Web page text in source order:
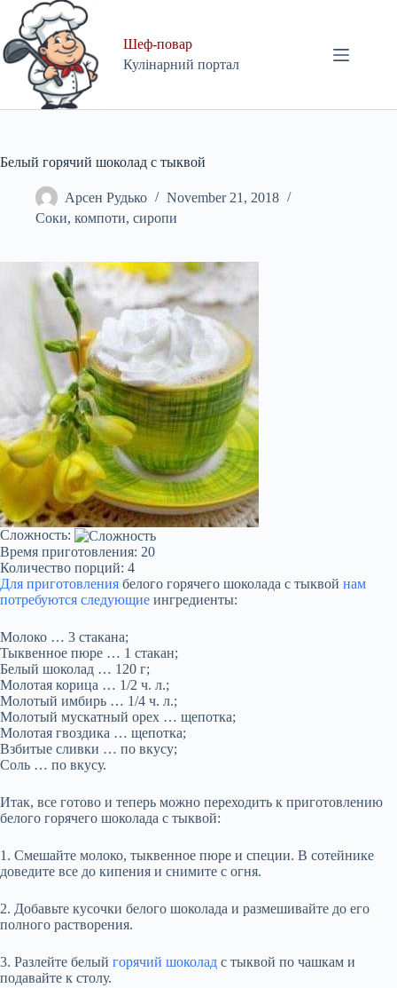
content
Шеф-повар
Кулінарний портал
Белый горячий шоколад с тыквой
Арсен Рудько
November 21, 2018
Соки, компоти, сиропи
Сложность:
Время приготовления: 20
Количество порций: 4
Для приготовления белого горячего шоколада с тыквой нам
потребуются следующие ингредиенты:
Молоко … 3 стакана;
Тыквенное пюре … 1 стакан;
Белый шоколад … 120 г;
Молотая корица … 1/2 ч. л.;
Молотый имбирь … 1/4 ч. л.;
Молотый мускатный орех … щепотка;
Молотая гвоздика … щепотка;
Взбитые сливки … по вкусу;
Соль … по вкусу.
Итак, все готово и теперь можно переходить к приготовлению
белого горячего шоколада с тыквой:
1. Смешайте молоко, тыквенное пюре и специи. В сотейнике
доведите все до кипения и снимите с огня.
2. Добавьте кусочки белого шоколада и размешивайте до его
полного растворения.
3. Разлейте белый горячий шоколад с тыквой по чашкам и
подавайте к столу.